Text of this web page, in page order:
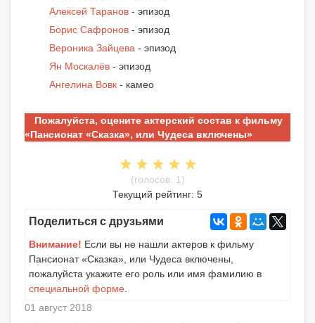
Алексей Таранов - эпизод
Борис Сафронов - эпизод
Вероника Зайцева - эпизод
Ян Москалёв - эпизод
Ангелина Вовк - камео
Пожалуйста, оцените актерский состав к фильму
«Пансионат «Сказка», или Чудеса включены»
(голосов: 1)
Текущий рейтинг: 5
Поделиться с друзьями
Внимание! Если вы не нашли актеров к фильму
Пансионат «Сказка», или Чудеса включены,
пожалуйста укажите его роль или имя фамилию в
специальной форме
01 август 2018